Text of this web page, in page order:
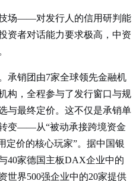
场——对发行人的信用研判能
资者对话能力要求极高，中资
承销团由7家全球领先金融机
构，全程参与了发行窗口与规
与最终定价。这不仅是承销单
变——从“被动承接跨境资金
定价的核心玩家”。据中国银
40家德国主板DAX企业中的
世界500强企业中的20家提供